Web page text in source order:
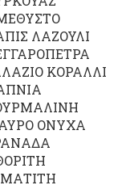
ΛΑΖΟΥΛΙ
ΚΟΡΑΛΛΙ
ΟΝΥΧΑ